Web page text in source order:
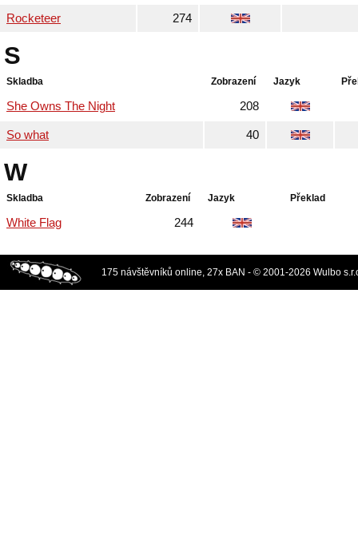
Rocketeer 274
S
Skladba Zobrazení Jazyk
She Owns The Night 208
So what 40
W
Skladba Zobrazení Jazyk Překlad
White Flag 244
175 návštěvníků online, 27x BAN - © 2001-2026 Wulbo